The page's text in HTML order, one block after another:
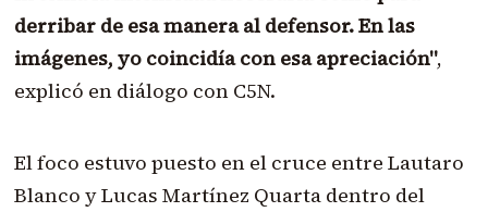
derribar de esa manera al defensor. En las
imágenes, yo coincidía con esa apreciación",
explicó en diálogo con C5N.
El foco estuvo puesto en el cruce entre Lautaro
Blanco y Lucas Martínez Quarta dentro del